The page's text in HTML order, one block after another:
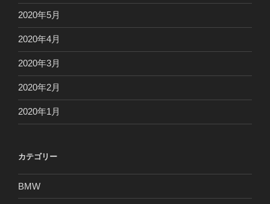
2020年5月
2020年4月
2020年3月
2020年2月
2020年1月
カテゴリー
BMW